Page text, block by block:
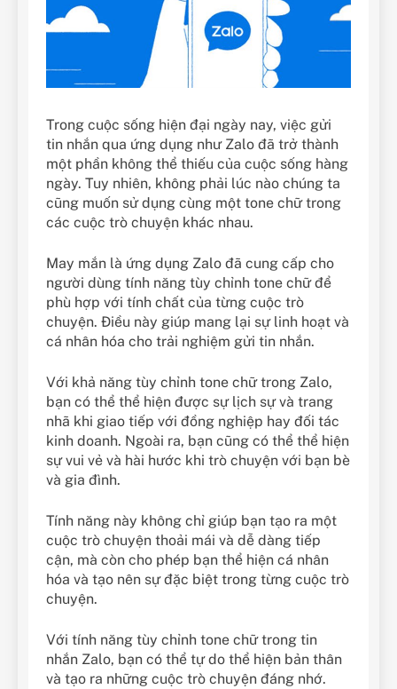
Trong cuộc sống hiện đại ngày nay, việc gửi
tin nhắn qua ứng dụng như Zalo đã trở thành
một phần không thể thiếu của cuộc sống hàng
ngày. Tuy nhiên, không phải lúc nào chúng ta
cũng muốn sử dụng cùng một tone chữ trong
các cuộc trò chuyện khác nhau.
May mắn là ứng dụng Zalo đã cung cấp cho
người dùng tính năng tùy chỉnh tone chữ để
phù hợp với tính chất của từng cuộc trò
chuyện. Điều này giúp mang lại sự linh hoạt và
cá nhân hóa cho trải nghiệm gửi tin nhắn.
Với khả năng tùy chỉnh tone chữ trong Zalo,
bạn có thể thể hiện được sự lịch sự và trang
nhã khi giao tiếp với đồng nghiệp hay đối tác
kinh doanh. Ngoài ra, bạn cũng có thể thể hiện
sự vui vẻ và hài hước khi trò chuyện với bạn bè
và gia đình.
Tính năng này không chỉ giúp bạn tạo ra một
cuộc trò chuyện thoải mái và dễ dàng tiếp
cận, mà còn cho phép bạn thể hiện cá nhân
hóa và tạo nên sự đặc biệt trong từng cuộc trò
chuyện.
Với tính năng tùy chỉnh tone chữ trong tin
nhắn Zalo, bạn có thể tự do thể hiện bản thân
và tạo ra những cuộc trò chuyện đáng nhớ.